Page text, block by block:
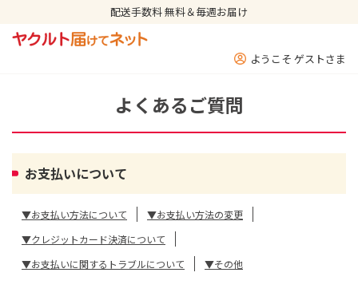
配送手数料 無料＆毎週お届け
ようこそ ゲストさま
よくあるご質問
お支払いについて
▼お支払い方法について
▼お支払い方法の変更
▼クレジットカード決済について
▼お支払いに関するトラブルについて
▼その他